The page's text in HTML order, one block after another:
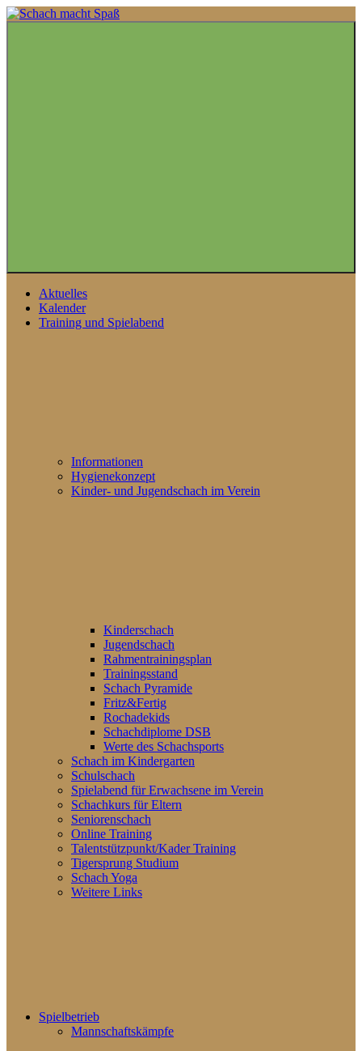
Zum
Inhalt
Aktuelles
Kalender
Training und Spielabend
Informationen
Hygienekonzept
Kinder- und Jugendschach im Verein
Kinderschach
Jugendschach
Rahmentrainingsplan
Trainingsstand
Schach Pyramide
Fritz&Fertig
Rochadekids
Schachdiplome DSB
Werte des Schachsports
Schach im Kindergarten
Schulschach
Spielabend für Erwachsene im Verein
Schachkurs für Eltern
Seniorenschach
Online Training
Talentstützpunkt/Kader Training
Tigersprung Studium
Schach Yoga
Weitere Links
Spielbetrieb
Mannschaftskämpfe